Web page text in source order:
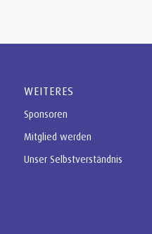
WEITERES
Sponsoren
Mitglied werden
Unser Selbstverständnis